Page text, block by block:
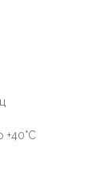
+40°C